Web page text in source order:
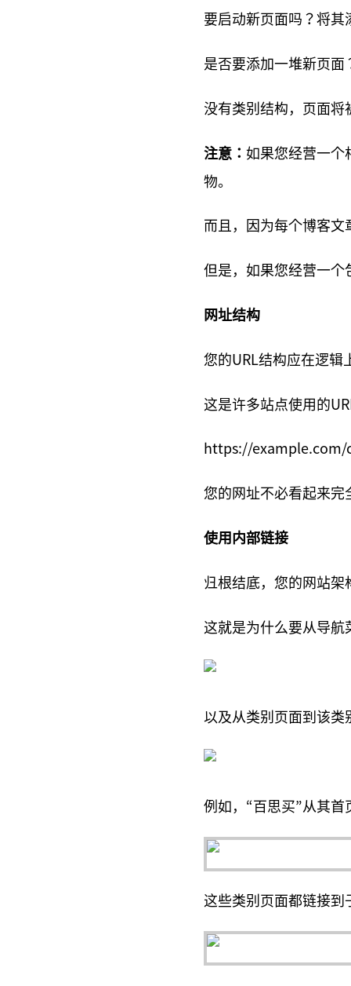
要启动新页面吗？将其
是否要添加一堆新页面
没有类别结构，页面
注意： 如果您经营一个
物。
而且，因为每个博客
但是，如果您经营一个
网址结构
您的URL结构应在逻辑
这是许多站点使用的
https://
您的网址不必看起来完
使用内部链接
归根结底，您的网站架
这就是为什么要从导航
以及从类别页面到该类
例如，“百思买”从其
这些类别页面都链接到